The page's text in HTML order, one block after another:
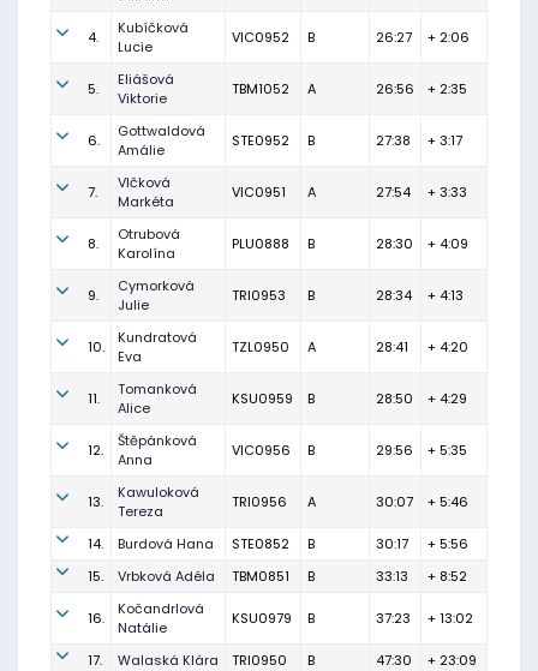
4.
Kubíčková
Lucie
VIC0952 B 26:27 + 2:06
5.
Eliášová
Viktorie
TBM1052 A 26:56 + 2:35
6.
Gottwaldová
Amálie
STE0952 B 27:38 + 3:17
7.
Vlčková
Markéta
VIC0951 A 27:54 + 3:33
8.
Otrubová
Karolína
PLU0888 B 28:30 + 4:09
9.
Cymorková
Julie
TRI0953 B 28:34 + 4:13
10.
Kundratová
Eva
TZL0950 A 28:41 + 4:20
11.
Tomanková
Alice
KSU0959 B 28:50 + 4:29
12.
Štěpánková
Anna
VIC0956 B 29:56 + 5:35
13.
Kawuloková
Tereza
TRI0956 A 30:07 + 5:46
14. Burdová Hana STE0852 B 30:17
+ 5:56
15.
Vrbková Adéla TBM0851 B 33:13 + 8:52
16.
Kočandrlová
Natálie
KSU0979 B 37:23 + 13:02
17. Walaská Klára TRI0950 B 47:30 + 23:09